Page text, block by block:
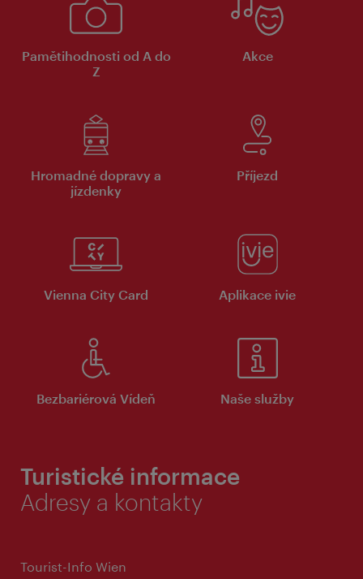
Pamětihodnosti od A do
Z
Akce
Hromadné dopravy a
jízdenky
Příjezd
Vienna City Card Aplikace ivie
Bezbariérová Vídeň Naše služby
Turistické informace
Adresy a kontakty
Tourist-Info Wien